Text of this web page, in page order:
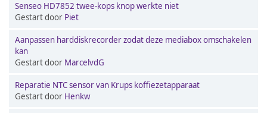
Senseo HD7852 twee-kops knop werkte niet
Gestart door Piet
Aanpassen harddiskrecorder zodat deze mediabox omschakelen
kan
Gestart door MarcelvdG
Reparatie NTC sensor van Krups koffiezetapparaat
Gestart door Henkw